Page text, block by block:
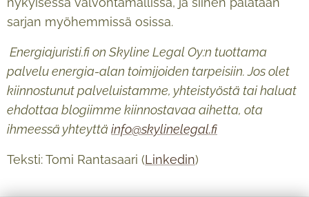
sarjan myöhemmissä osissa.
Energiajuristi.fi on Skyline Legal Oy:n tuottama
palvelu energia-alan toimijoiden tarpeisiin. Jos olet
kiinnostunut palveluistamme, yhteistyöstä tai haluat
ehdottaa blogiimme kiinnostavaa aihetta, ota
ihmeessä yhteyttäinfo@skylinelegal.fi
Teksti: Tomi Rantasaari (Linkedin)